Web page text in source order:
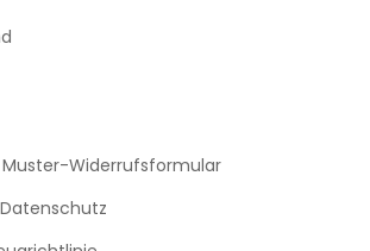
Widerrufsformular